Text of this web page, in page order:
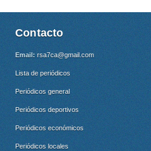
Contacto
Email: rsa7ca@gmail.com
Lista de periódicos
Periódicos general
Periódicos deportivos
Periódicos económicos
Periódicos locales